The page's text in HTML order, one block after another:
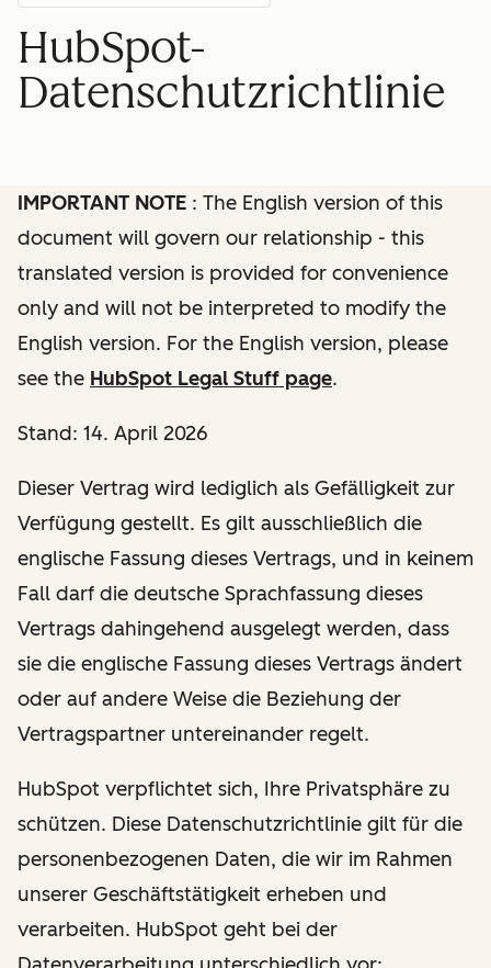
HubSpot-
Datenschutzrichtlinie
IMPORTANT NOTE : The English version of this
document will govern our relationship - this
translated version is provided for convenience
only and will not be interpreted to modify the
English version. For the English version, please
see the HubSpot Legal Stuff page.
Stand: 14. April 2026
Dieser Vertrag wird lediglich als Gefälligkeit zur
Verfügung gestellt. Es gilt ausschließlich die
englische Fassung dieses Vertrags, und in keinem
Fall darf die deutsche Sprachfassung dieses
Vertrags dahingehend ausgelegt werden, dass
sie die englische Fassung dieses Vertrags ändert
oder auf andere Weise die Beziehung der
Vertragspartner untereinander regelt.
HubSpot verpflichtet sich, Ihre Privatsphäre zu
schützen. Diese Datenschutzrichtlinie gilt für die
personenbezogenen Daten, die wir im Rahmen
unserer Geschäftstätigkeit erheben und
verarbeiten. HubSpot geht bei der